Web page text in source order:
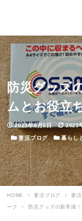
防災グッズ
ムとお役立
投稿日
2023年8月5日 更新
2023
カテゴリー
妻活ブログ カテゴリ
暮らし
HOME 妻活ブログ 妻
ーク 防災グッズの新常識